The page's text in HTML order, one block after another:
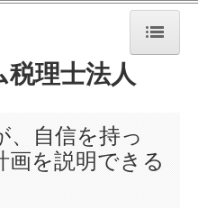
、自信を持っ
画を説明できる